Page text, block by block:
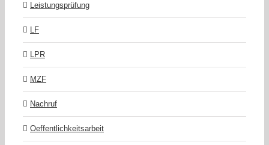
Leistungsprüfung
LF
LPR
MZF
Nachruf
Oeffentlichkeitsarbeit